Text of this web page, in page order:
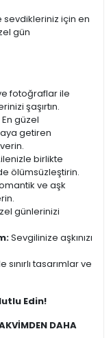
sevdikleriniz için en
gün
fotoğraflar ile
şaşırtın.
En güzel
getiren
birlikte
ölümsüzleştirin.
ve aşk
günlerinizi
Sevgilinize aşkınızı
tasarımlar ve
Edin!
DAHA